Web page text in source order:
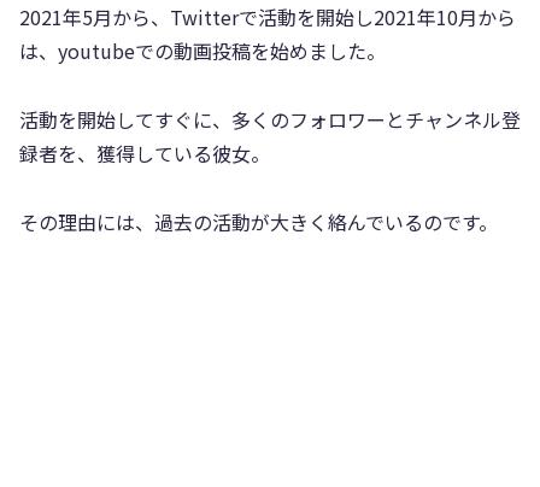
2021年5月から、Twitterで活動を開始し2021年10月から
は、youtubeでの動画投稿を始めました。
活動を開始してすぐに、多くのフォロワーとチャンネル登
録者を、獲得している彼女。
その理由には、過去の活動が大きく絡んでいるのです。